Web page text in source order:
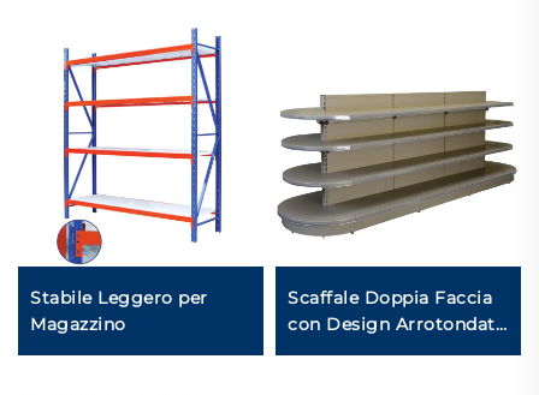
Stabile Leggero per
Magazzino
Scaffale Doppia Faccia
con Design Arrotondato
YD-S011